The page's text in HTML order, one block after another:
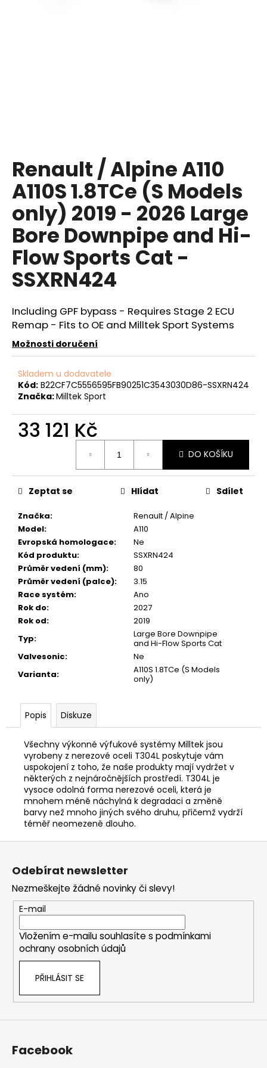
Renault / Alpine A110
A110S 1.8TCe (S Models
only) 2019 - 2026 Large
Bore Downpipe and Hi-
Flow Sports Cat -
SSXRN424
Including GPF bypass - Requires Stage 2 ECU
Remap - Fits to OE and Milltek Sport Systems
Možnosti doručení
Skladem u dodavatele
Kód: B22CF7C5556595FB90251C3543030D86-SSXRN424
Značka:Milltek Sport
33 121 Kč
DO KOŠÍKU
Značka:
Renault / Alpine
Model:
A110
Evropská homologace:
Ne
Kód produktu:
SSXRN424
Průměr vedení (mm):
80
Průměr vedení (palce):
3.15
Race systém:
Ano
Rok do:
2027
Rok od:
2019
Typ:
Large Bore Downpipe
and Hi-Flow Sports Cat
Valvesonic:
Ne
Varianta:
A110S 1.8TCe (S Models
only)
Zeptat se Hlídat Sdílet
Popis Diskuze
Všechny výkonné výfukové systémy Milltek jsou
vyrobeny z nerezové oceli T304L poskytuje vám
uspokojení z toho, že naše produkty mají vydržet v
některých z nejnáročnějších prostředí. T304L je
vysoce odolná forma nerezové oceli, která je
mnohem méně náchylná k degradaci a změně
barvy než mnoho jiných svého druhu, přičemž vydrží
téměř neomezeně dlouho.
D
o
p
o
r
u
č
u
e
m
NGK
SPORTOVNÍ
SVÍČKY
2.0TFSI
EA113
EA888.1/2
Z
Odebírat newsletter
Nezmeškejte žádné novinky či slevy!
E-mail
Vložením e-mailu souhlasíte s podmínkami
ochrany osobních údajů
PŘIHLÁSIT SE
Facebook